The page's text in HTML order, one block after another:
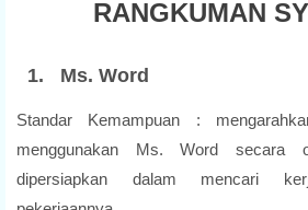
RANGKUMAN
1. Ms. Word
Standar Kemampuan :
menggunakan Ms. Word secara
dipersiapkan dalam mencari